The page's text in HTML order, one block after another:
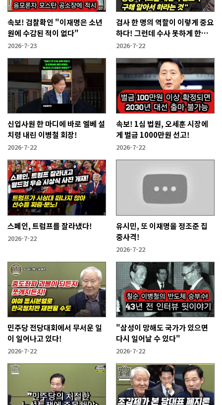
속보! 검찰확인 "이재명은 소년
원에 수감된 적이 없다"
2026-7-23
검사 한 명의 역할이 이렇게 중요
하다! 그런데 수사 못하게 한다
고?
2026-7-22
신입사원 한 마디에 바로 엘베 설
치령 내린 이병철 회장!
2026-7-22
속보! 1심 법원, 오세훈 시장에
게 벌금 1000만원 선고!
2026-7-22
스페인, 트럼프를 잘라냈다!
2026-7-22
유시민, 또 이재명을 정조준 집
중사격!
2026-7-22
민주당 전당대회에서 무서운 일
이 일어나고 있다!
2026-7-22
"삼성이 망해도 국가가 있으면
다시 일어날 수 있다"
2026-7-22